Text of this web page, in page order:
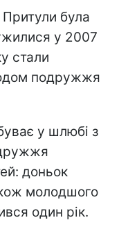
була
у 2007
стали
подружжя
у шлюбі з
доньок
молодшого
один рік.